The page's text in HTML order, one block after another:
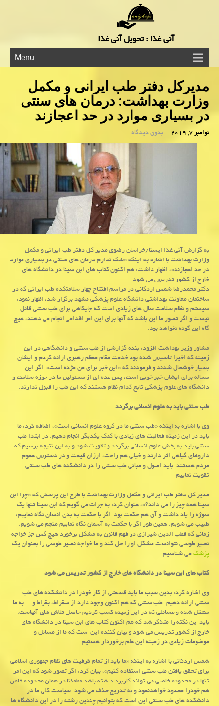
آنی غذا : تحویل آنی غذا
Menu
مدیركل دفتر طب ایرانی و مكمل
وزارت بهداشت: درمان های سنتی
در بسیاری موارد در حد اعجازند
نوامبر 7, 2019 | بدون دیدگاه
به گزارش آنی غذا ایسنا/خراسان رضوی مدیر كل دفتر طب ایرانی و مكمل
وزارت بهداشت با اشاره به اینكه «شك ندارم درمان های سنتی در بسیاری موارد
در حد اعجازند»، اظهار داشت: هم اكنون كتاب های ابن سینا در دانشگاه های
خارج از كشور تدریس می شود.
دكتر محمدرضا شمس اردكانی در مراسم افتتاح چهار سلامتكده طب ایرانی كه در
ساختمان معاونت بهداشتی دانشگاه علوم پزشكی مشهد برگزار شد، اظهار نمود:
سیستم و نظام سلامت سال های زیادی است كه جایگاهی برای طب سنتی قائل
نیست و اگر تصور ما این باشد كه آنها برای این امر اقدامی انجام می دهند، هیچ
گاه این گونه نخواهد بود.
مشاور وزیر بهداشت افزود: بنده گزارشی از طب سنتی و دانشگاهی در این
زمینه كه اخیرا تاسیس شده بود خدمت مقام معظم رهبری ارائه كردم و ایشان
بسیار خوشحال شدند و فرمودند كه «این خبر برای من مژده است». اگر این
مساله برای ایشان خبر خوبی است، پس عده ای از مسئولین ما در حوزه سلامت و
دانشگاه های علوم پزشكی تابع كدام نظام هستند كه این طب را قبول ندارند.
طب سنتی باید به علوم انسانی برگردد
وی با اشاره به اینكه «طب سنتی ما در گروه علوم انسانی است»، اضافه كرد: ما
باید در این زمینه فعالیت های زیادی با كمك یكدیگر انجام دهیم. در ابتدا طب
سنتی باید به بخش علوم انسانی برگردد و تقویت شود و به این نتیجه برسیم كه
داروهای گیاهی اثر دارند و خیلی هم راحت، ارزان قیمت و در دسترس عموم
مردم هستند. باید اصول و مبانی طب سنتی را در دانشكده های طب سنتی
تقویت نماییم.
مدیر كل دفتر طب ایرانی و مكمل وزارت بهداشت با طرح این پرسش كه «چرا ابن
سینا همه چیز را می داند؟»، عنوان كرد: به جرات می گویم كه ابن سینا تنها یك
سوژه را یاد داشت و آن هم حكمت بود. اگر با حكمت به بدن انسان نگاه نماییم،
طبیب می شویم. همین طور اگر با حكمت به آسمان نگاه نماییم منجم می شویم.
زمانی كه قطب الدین شیرازی در فهم قانون به مشكل برخورد هیچ كس جز خواجه
نصیر طوسی نتوانست مشكل او را حل كند و ما خواجه نصیر طوسی را بعنوان یك
پزشكمی شناسیم.
كتاب های ابن سینا در دانشگاه های خارج از كشور تدریس می شود
وی اشاره كرد: بدین سبب ما باید قسمتی از كار خودرا در دانشكده های طب
سنتی ارائه دهیم. طب سنتی كه هم اكنون وجود دارد از سقراط، بقراط و… به ما
منتقل شده و مسائلی كه در این زمینه كسب كردیم حاصل تلاش های آنهاست.
باید این نكته را متذكر شد كه هم اكنون كتاب های ابن سینا در دانشگاه های
خارج از كشور تدریس می شود و بیان كننده این است كه ما از مسائل و
موضوعات زیادی در زمینه این علم برخوردار هستیم.
شمس اردكانی با اشاره به اینكه «ما باید از تمام ظرفیت های نظام جمهوری اسلامی
برای تحقق یافتن طب سنتی استفاده كنیم»، بیان كرد: اگر تصور شود كه این امر
تنها در محدوده خاصی می تواند كاربرد داشته باشد مطمئنا در همان محدوده خاص
هم خودرا محدود خواهدنمود و به تدریج حذف می شود. سیاست كلی ما در
دانشكده های طب سنتی این است كه بتوانیم چندین رشته را در این دانشگاه ها